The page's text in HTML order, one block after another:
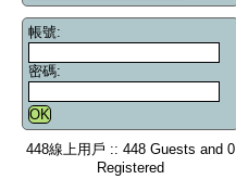
帳號:
密碼:
448線上用戶 :: 448 Guests and 0
Registered